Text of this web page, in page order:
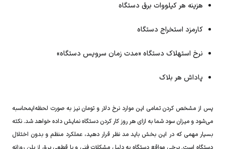
هزینه هر کیلووات برق دستگاه
کارمزد استخراج دستگاه
نرخ استهلاک دستگاه «مدت زمان سرویس دستگاه»
پاداش هر بلاک
پس از مشخص کردن تمامی این موارد نرخ دلار و تومان نیز به صورت لحظه‌ایمحاسبه
می‌شود و میزان سود شما به ازای هر روز کار کردن دستگاه نمایش داده خواهد شد. نکته
بسیار مهمی که در این بخش باید مد نظر قرار دهید، عملکرد منظم و بدون اختلال